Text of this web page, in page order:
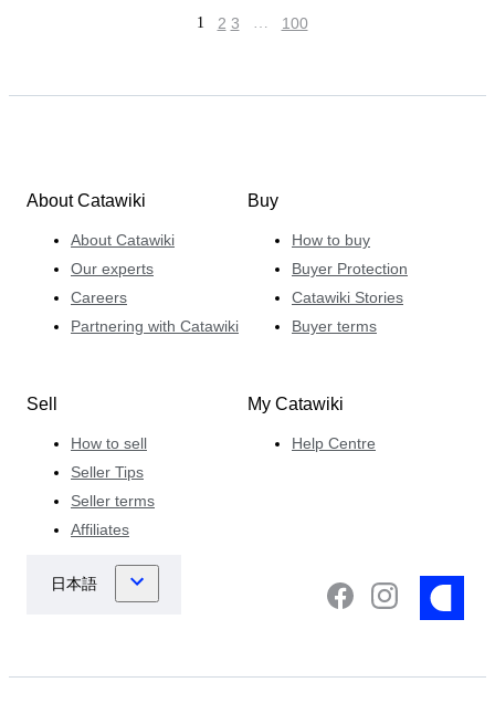
1 2 3 … 100
About Catawiki
About Catawiki
Our experts
Careers
Partnering with Catawiki
Buy
How to buy
Buyer Protection
Catawiki Stories
Buyer terms
Sell
How to sell
Seller Tips
Seller terms
Affiliates
My Catawiki
Help Centre